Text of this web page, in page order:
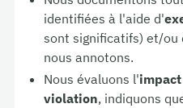
identifiées à l'aide d'
sont significatifs) et/ou
nous annotons.
Nous évaluons l'
violation, indiquons